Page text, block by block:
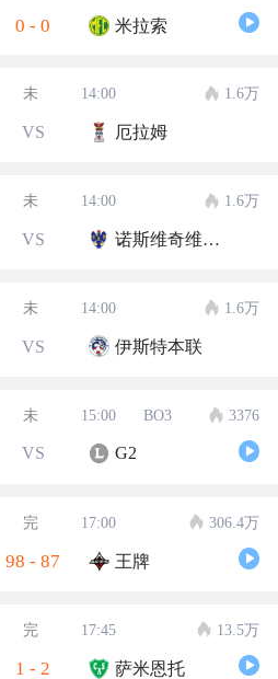
0 - 0 米拉索
未 14:00 1.6万
VS 厄拉姆
未 14:00 1.6万
VS 诺斯维奇维多利亚
未 14:00 1.6万
VS 伊斯特本联
未 15:00 BO3 3376
VS G2
完 17:00 306.4万
98 - 87 王牌
完 17:45 13.5万
1 - 2 萨米恩托